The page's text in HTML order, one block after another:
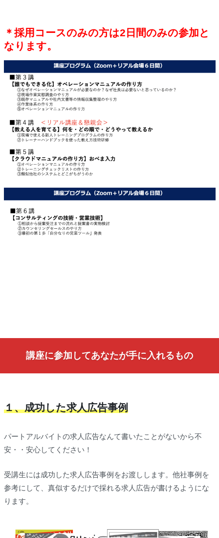
＊採用コースのみの方は2日間のみの参加と
なります。
講座に参加してあなたが手に入れるもの
１、成功した求人広告事例
パートアルバイトの求人広告なんて書いたことがないから不
安・・安心してください！
受講生には成功した求人広告事例をお渡しします。他社事例を
参考にして、真似するだけで採れる求人広告が書けるようにな
ります。